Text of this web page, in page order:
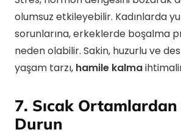
olumsuz etkileyebilir. Kadınlarda
sorunlarına, erkeklerde boşalma
neden olabilir. Sakin, huzurlu ve
yaşam tarzı, hamile kalma
7. Sıcak
Durun